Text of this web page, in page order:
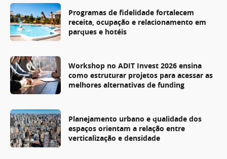
Programas de fidelidade fortalecem
receita, ocupação e relacionamento em
parques e hotéis
Workshop no ADIT Invest 2026 ensina
como estruturar projetos para acessar as
melhores alternativas de funding
Planejamento urbano e qualidade dos
espaços orientam a relação entre
verticalização e densidade